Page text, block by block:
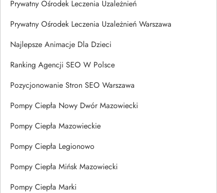
Prywatny Ośrodek Leczenia Uzależnień
Prywatny Ośrodek Leczenia Uzależnień Warszawa
Najlepsze Animacje Dla Dzieci
Ranking Agencji SEO W Polsce
Pozycjonowanie Stron SEO Warszawa
Pompy Ciepła Nowy Dwór Mazowiecki
Pompy Ciepła Mazowieckie
Pompy Ciepła Legionowo
Pompy Ciepła Mińsk Mazowiecki
Pompy Ciepła Marki